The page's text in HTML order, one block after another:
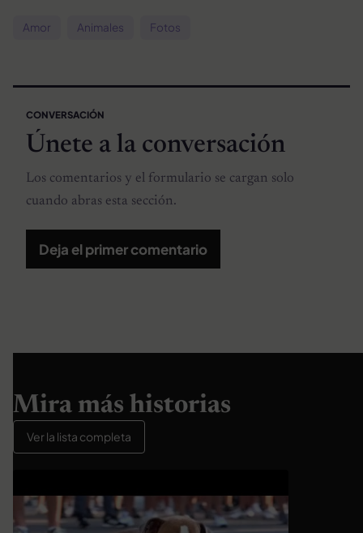
Amor Animales Fotos
CONVERSACIÓN
Únete a la conversación
Los comentarios y el formulario se cargan solo
cuando abras esta sección.
Deja el primer comentario
Mira más historias
Ver la lista completa